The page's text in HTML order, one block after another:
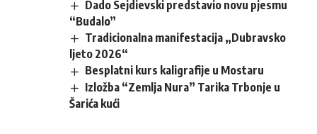
Dado Sejdievski predstavio novu pjesmu
“Budalo”
Tradicionalna manifestacija „Dubravsko
ljeto 2026“
Besplatni kurs kaligrafije u Mostaru
Izložba “Zemlja Nura” Tarika Trbonje u
Šarića kući